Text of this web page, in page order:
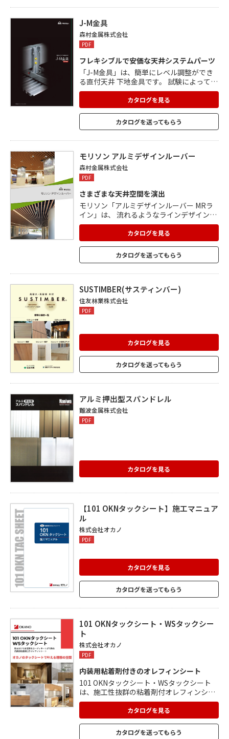
磨に生かされているオリジナルアート研磨
は独自の発想により他にはない高い意匠性
を具現化し、多彩な表現を演出することが
可能です。
J-M金具
森村金属株式会社
PDF
フレキシブルで安価な天井システムパーツ
「J-M金具」は、簡単にレベル調整ができ
る直付天井 下地金具です。 試験によってJ-
M金具の強度や剛性を明らかにしたことに
より、 吊らない耐震・耐風圧天井が設計可
能になりました。 従来の軽天下地材を使用
できるので、 安価に耐震耐風圧下地の施工
が可能です。 従来の軽天下地のように、下
ットから墨位置を確認しながら施工ができ
ます。
カタログを見る
カタログを送ってもらう
モリソン アルミデザインルーバー
森村金属株式会社
PDF
さまざまな天井空間を演出
モリソン「アルミデザインルーバー MRラ
イン」は、 流れるようなラインデザインの
ルーバーです。 野縁受けに直接取り付ける
ため、取り付け作業が簡単で 施工性に優れ
ています。ビルエントランスやロビー、 商
業施設等のさまざまな天井空間を演出でき
るのが魅力です。 「アルミデザインルーバ
い場所でご利用いただけます。
カタログを見る
カタログを送ってもらう
SUSTIMBER(サスティンバー)
住友林業株式会社
PDF
カタログを見る
カタログを送ってもらう
アルミ押出型スパンドレル
難波金属株式会社
PDF
カタログを見る
【101 OKNタックシート】施工マニュア
ル
株式会社オカノ
PDF
カタログを見る
カタログを送ってもらう
101 OKNタックシート・WSタックシー
ト
株式会社オカノ
PDF
内装⽤粘着剤付きのオレフィンシート
101 OKNタックシート・WSタックシート
は、施工性抜群の粘着剤付オレフィンシー
トです。 環境に配慮した⾮塩ビタイプで、
有害物質の発⽣が少ない特長もあります。
家具・建具・扉など内装のリメイクや補
修、装飾に使用でき、貼るだけでお洒落な
カタログを見る
カタログを送ってもらう